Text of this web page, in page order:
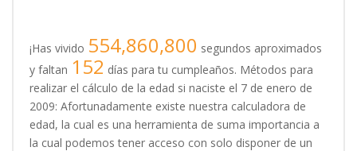
¡Has vivido 554,860,800 segundos aproximados
y faltan 152 días para tu cumpleaños. Métodos para
realizar el cálculo de la edad si naciste el 7 de enero de
2009: Afortunadamente existe nuestra calculadora de
edad, la cual es una herramienta de suma importancia a
la cual podemos tener acceso con solo disponer de un